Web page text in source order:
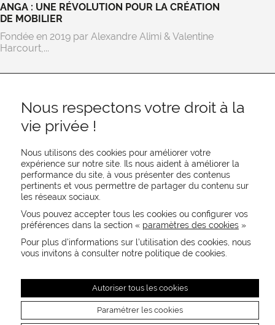
ANGA : UNE RÉVOLUTION POUR LA CRÉATION
DE MOBILIER
Fondée en 2019 par Alexandre Alimi & Valentine
Harcourt,...
REJOIGNEZ-NOUS
CONTACTEZ-NOUS
NEWSLETTER
Recevez les actualités MOORE en exclusivité
Nous respectons votre droit à la
vie privée !
Nous utilisons des cookies pour améliorer votre
expérience sur notre site. Ils nous aident à améliorer la
performance du site, à vous présenter des contenus
pertinents et vous permettre de partager du contenu sur
les réseaux sociaux.
Vous pouvez accepter tous les cookies ou configurer vos
préférences dans la section « paramètres des cookies »
Pour plus d’informations sur l’utilisation des cookies, nous
vous invitons à consulter notre politique de cookies.
Autoriser tous les cookies
Paramétrer les cookies